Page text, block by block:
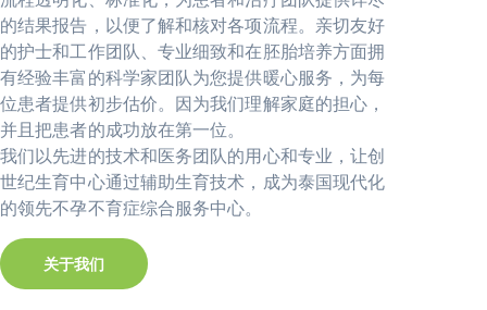
的结果报告，以便了解和核对各项流程。亲切友好
的护士和工作团队、专业细致和在胚胎培养方面拥
有经验丰富的科学家团队为您提供暖心服务，为每
位患者提供初步估价。因为我们理解家庭的担心，
并且把患者的成功放在第一位。
我们以先进的技术和医务团队的用心和专业，让创
世纪生育中心通过辅助生育技术，成为泰国现代化
的领先不孕不育症综合服务中心。
关于我们